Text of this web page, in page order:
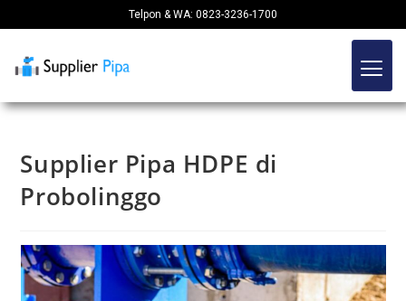
Telpon & WA: 0823-3236-1700
Supplier Pipa HDPE di
Probolinggo